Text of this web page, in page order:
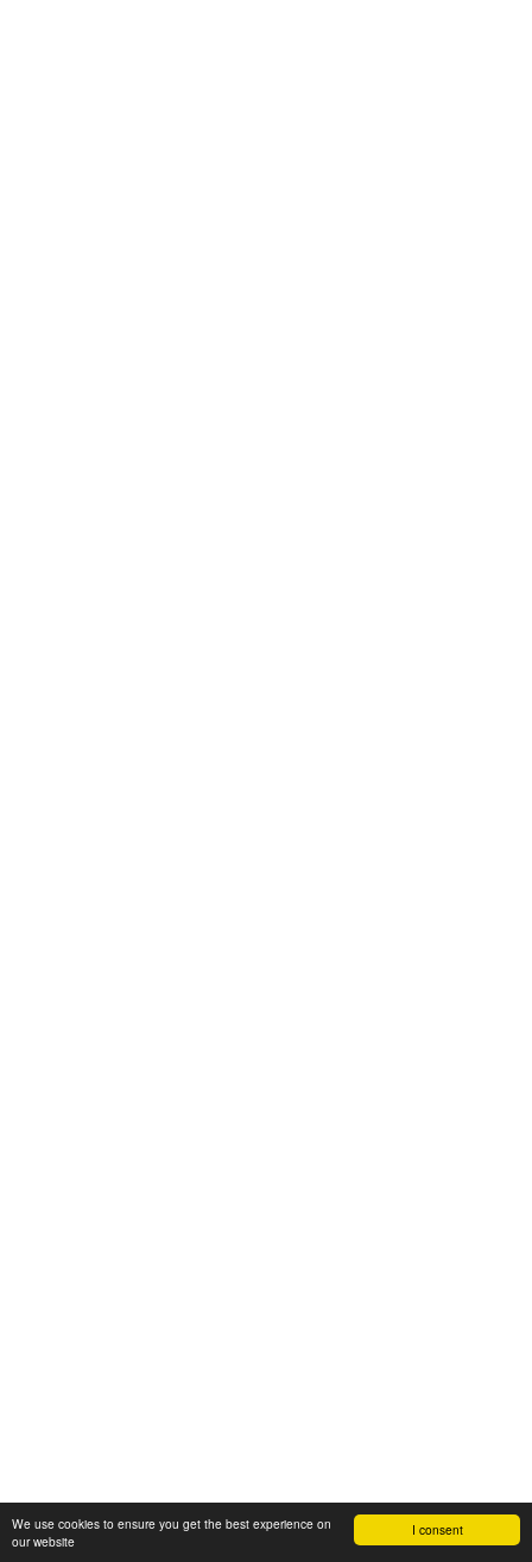
I consent
We use cookies to ensure you get the best experience on
our website